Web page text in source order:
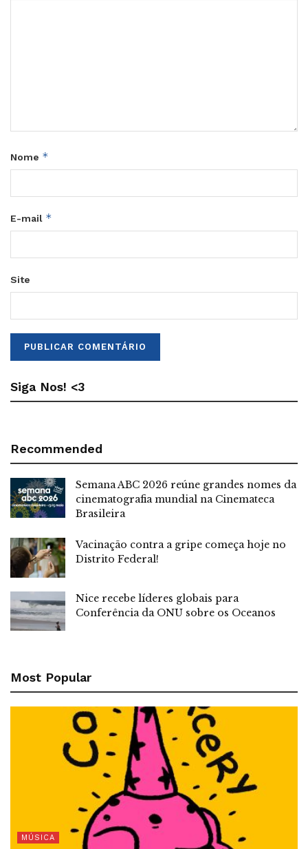
Nome *
E-mail *
Site
Siga Nos! <3
Recommended
Semana ABC 2026 reúne grandes nomes da
cinematografia mundial na Cinemateca
Brasileira
Vacinação contra a gripe começa hoje no
Distrito Federal!
Nice recebe líderes globais para
Conferência da ONU sobre os Oceanos
Most Popular
MÚSICA